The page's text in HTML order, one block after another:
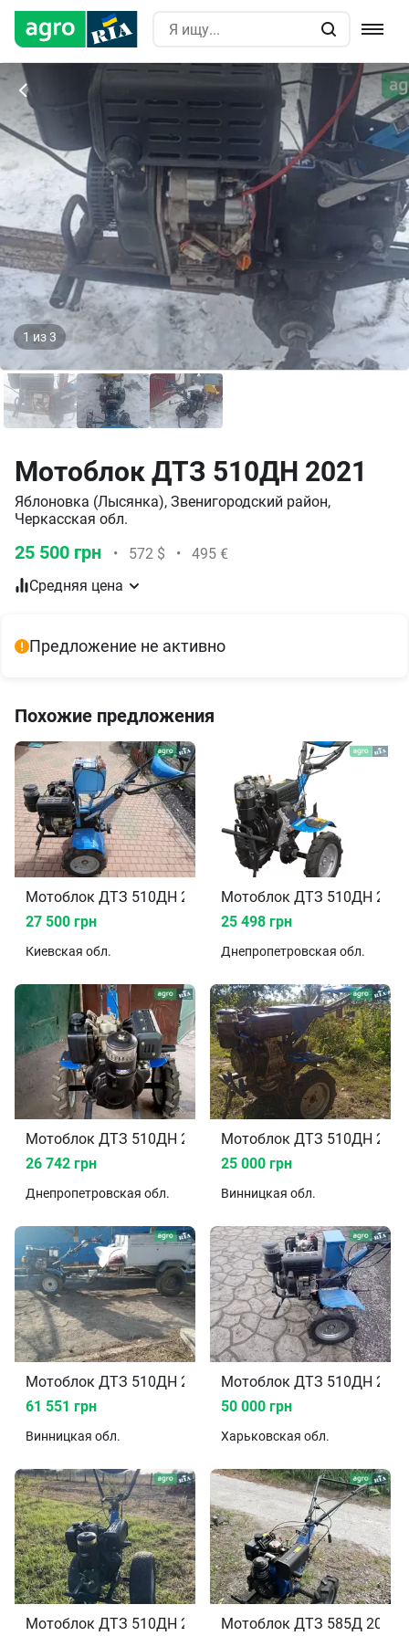
1 из3
Мотоблок ДТЗ 510ДН 2021
Яблоновка (Лысянка), Звенигородский район,
Черкасская обл.
25 500 грн • 572 $ •
495 €
Средняя цена
Предложение не активно
Похожие предложения
Мотоблок ДТЗ 510ДН 2022
27 500 грн
Киевская обл.
Мотоблок ДТЗ 510ДН 2025
25 498 грн
Днепропетровская обл.
Мотоблок ДТЗ 510ДН 2020
26 742 грн
Днепропетровская обл.
Мотоблок ДТЗ 510ДН 2021
25 000 грн
Винницкая обл.
Мотоблок ДТЗ 510ДН 2021
61 551 грн
Винницкая обл.
Мотоблок ДТЗ 510ДН 2024
50 000 грн
Харьковская обл.
Мотоблок ДТЗ 510ДН 2020 Мотоблок ДТЗ 585Д 2022